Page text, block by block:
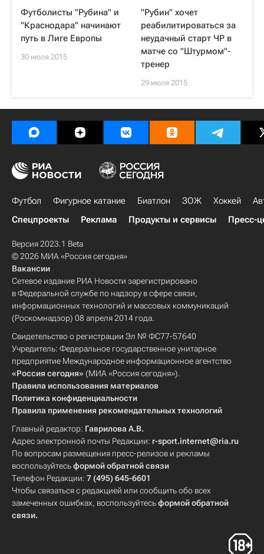
Футболисты "Рубина" и
"Краснодара" начинают
путь в Лиге Европы
30 июля 2015
"Рубин" хочет
реабилитироваться за
неудачный старт ЧР в
матче со "Штурмом"-
тренер
29 июля 2015
Футбол Фигурное катание Биатлон ЗОЖ Хоккей
Спецпроекты
Реклама Продукты и сервисы Пресс-
Версия 2023.1 Beta
© 2026 МИА «Россия сегодня»
Вакансии
Сетевое издание РИА Новости зарегистрировано
в Федеральной службе по надзору в сфере связи,
информационных технологий и массовых коммуникаций
(Роскомнадзор) 08 апреля 2014 года.
Свидетельство о регистрации Эл № ФС77-57640
Учредитель: Федеральное государственное унитарное
предприятие Международное информационное агентство
«Россия сегодня» (МИА «Россия сегодня»).
Правила использования материалов
Политика конфиденциальности
Правила применения рекомендательных технологий
Главный редактор: Гаврилова А.В.
Адрес электронной почты Редакции: r-sport.internet@ria.ru
По вопросам размещения пресс-релизов и рекламы
воспользуйтесьформой обратной связи
Телефон Редакции: 7 (495) 645-6601
Чтобы связаться с редакцией или сообщить обо всех
замеченных ошибках, воспользуйтесьформой обратной
связи.